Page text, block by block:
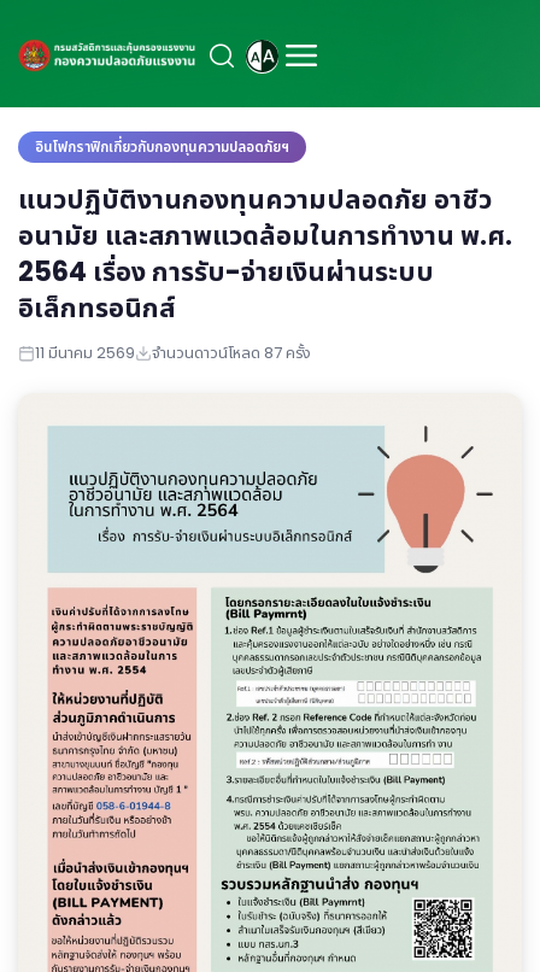
อินโฟกราฟิกเกี่ยวกับกองทุนความปลอดภัยฯ
แนวปฏิบัติงานกองทุนความปลอดภัย อาชีว
อนามัย และสภาพแวดล้อมในการทำงาน พ.ศ.
2564 เรื่อง การรับ-จ่ายเงินผ่านระบบ
อิเล็กทรอนิกส์
11 มีนาคม 2569 จำนวนดาวน์โหลด 87 ครั้ง